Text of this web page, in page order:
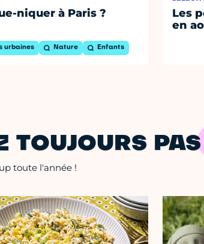
niquer à Paris ?
urbaines Nature Enfants
Les
en
TOUJOURS
toute l'année !